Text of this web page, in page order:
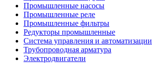
Промышленные насосы
Промышленные реле
Промышленные фильтры
Редукторы промышленные
Система управления и автоматизации
Трубопроводная арматура
Электродвигатели